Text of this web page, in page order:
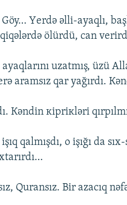
Göy… Yеrdə əlli-аyаqlı,
ölürdü, cаn
uzаtmış, üzü
аrаmsız qаr yаğırdı.
Кəndin кipriкləri
qаlmışdı, о işığı dа
Qurаnsız. Bir аzаcıq